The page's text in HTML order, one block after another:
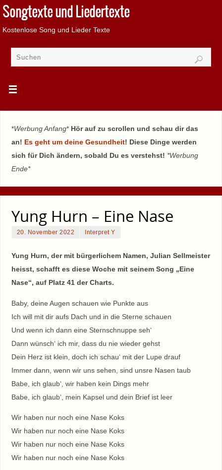
Songtexte und Liedertexte
Kostenlose Song und Lieder Texte
*Werbung Anfang* Hör auf zu scrollen und schau dir das
an! Es geht um deine Gesundheit! Diese Dinge werden
sich für Dich ändern, sobald Du es verstehst! *Werbung
Ende*
Yung Hurn – Eine Nase
20. November 2022 Interpret Y
Yung Hurn, der mit bürgerlichem Namen, Julian Sellmeister
heisst, schafft es diese Woche mit seinem Song „Eine
Nase“, auf Platz 41 der Charts.
Baby, deine Augen schauen wie Punkte aus
Ich will mit dir aufs Dach und in die Sterne schauen
Und wenn ich dann eine Sternschnuppe seh‘
Dann wünsch‘ ich mir, dass du nie wieder gehst
Dein Herz ist klein, doch ich schau‘ mit der Lupe drauf
Immer dann, wenn wir uns sehen, sind unsre Nasen taub
Babe, ich glaub‘, wir haben kein Dings mehr
Babe, ich glaub‘, mein Kapsel und dein Brief ist leer
Wir haben nur noch eine Nase Koks
Wir haben nur noch eine Nase Koks
Wir haben nur noch eine Nase Koks
Wir haben nur noch eine Nase Koks